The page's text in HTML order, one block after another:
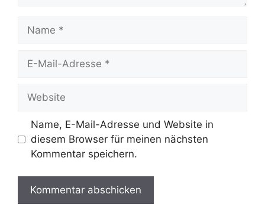
Mail-
Name, E-Mail-Adresse und Website in
diesem Browser für meinen nächsten
Kommentar speichern.